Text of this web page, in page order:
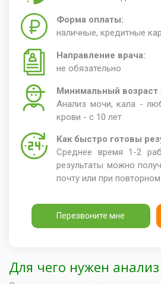
Форма оплаты:
наличные, кредитные
Направление врача:
не обязательно
Минимальный возраст
Анализ мочи, кала -
крови - с 10 лет
Как быстро готовы
Среднее время 1-2
результаты можно
почту или при
Перезвоните мне
Для чего нужен